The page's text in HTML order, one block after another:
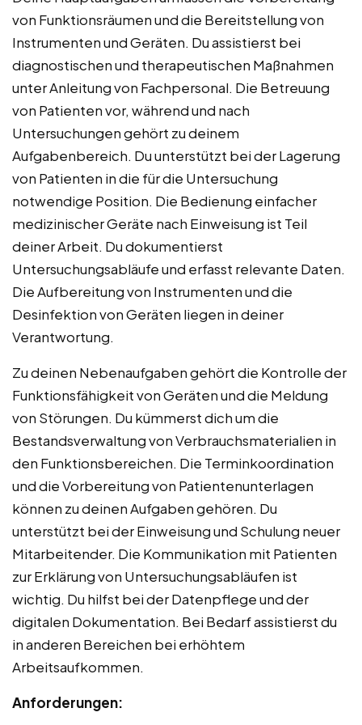
von Funktionsräumen und die Bereitstellung von
Instrumenten und Geräten. Du assistierst bei
diagnostischen und therapeutischen Maßnahmen
unter Anleitung von Fachpersonal. Die Betreuung
von Patienten vor, während und nach
Untersuchungen gehört zu deinem
Aufgabenbereich. Du unterstützt bei der Lagerung
von Patienten in die für die Untersuchung
notwendige Position. Die Bedienung einfacher
medizinischer Geräte nach Einweisung ist Teil
deiner Arbeit. Du dokumentierst
Untersuchungsabläufe und erfasst relevante Daten.
Die Aufbereitung von Instrumenten und die
Desinfektion von Geräten liegen in deiner
Verantwortung.
Zu deinen Nebenaufgaben gehört die Kontrolle der
Funktionsfähigkeit von Geräten und die Meldung
von Störungen. Du kümmerst dich um die
Bestandsverwaltung von Verbrauchsmaterialien in
den Funktionsbereichen. Die Terminkoordination
und die Vorbereitung von Patientenunterlagen
können zu deinen Aufgaben gehören. Du
unterstützt bei der Einweisung und Schulung neuer
Mitarbeitender. Die Kommunikation mit Patienten
zur Erklärung von Untersuchungsabläufen ist
wichtig. Du hilfst bei der Datenpflege und der
digitalen Dokumentation. Bei Bedarf assistierst du
in anderen Bereichen bei erhöhtem
Arbeitsaufkommen.
Anforderungen: